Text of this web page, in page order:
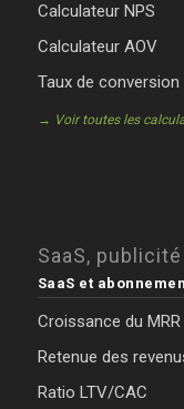
Calculateur NPS
Calculateur AOV
Taux de conversion
→ Voir toutes les
SaaS,
SaaS et
Croissance du MRR
Retenue des
Ratio LTV/CAC